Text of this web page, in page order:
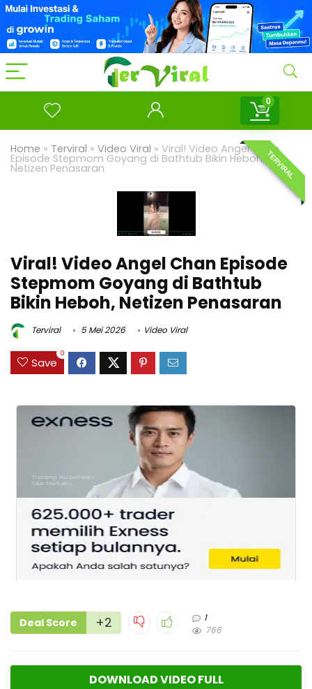
0
Home » Terviral » Video Viral » Viral! Video Angel Chan
Episode Stepmom Goyang di Bathtub Bikin Heboh,
Netizen Penasaran TERVIRAL
Viral! Video Angel Chan Episode
Stepmom Goyang di Bathtub
Bikin Heboh, Netizen Penasaran
Terviral 5 Mei 2026 Video Viral
Save
0
Deal Score +2
1
766
DOWNLOAD VIDEO FULL